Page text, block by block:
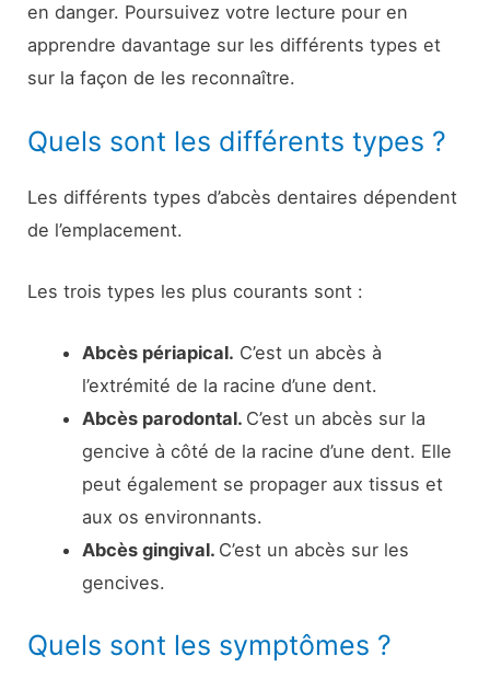
en danger. Poursuivez votre lecture pour en
apprendre davantage sur les différents types et
sur la façon de les reconnaître.
Quels sont les différents types ?
Les différents types d’abcès dentaires dépendent
de l’emplacement.
Les trois types les plus courants sont :
Abcès périapical. C’est un abcès à
l’extrémité de la racine d’une dent.
Abcès parodontal. C’est un abcès sur la
gencive à côté de la racine d’une dent. Elle
peut également se propager aux tissus et
aux os environnants.
Abcès gingival. C’est un abcès sur les
gencives.
Quels sont les symptômes ?